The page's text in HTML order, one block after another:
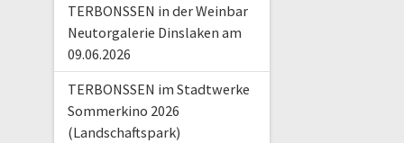
TERBONSSEN in der Weinbar
Neutorgalerie Dinslaken am
09.06.2026
TERBONSSEN im Stadtwerke
Sommerkino 2026
(Landschaftspark)